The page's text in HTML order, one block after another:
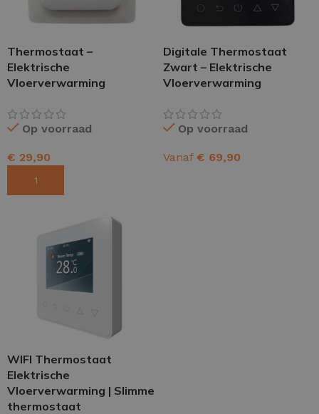
Thermostaat –
Elektrische
Vloerverwarming
Op voorraad
€ 29,90
Digitale Thermostaat
Zwart – Elektrische
Vloerverwarming
Op voorraad
Vanaf € 69,90
WIFI Thermostaat
Elektrische
Vloerverwarming | Slimme
thermostaat